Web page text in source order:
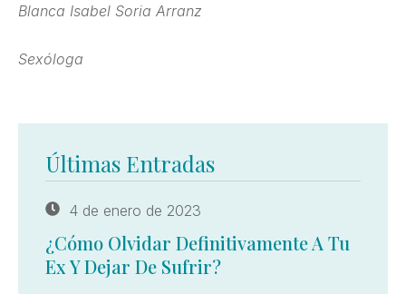
Blanca Isabel Soria Arranz
Sexóloga
Últimas Entradas
4 de enero de 2023
¿Cómo Olvidar Definitivamente A Tu
Ex Y Dejar De Sufrir?